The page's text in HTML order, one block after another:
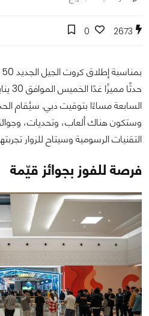
2673
0
بمناسبة إطلاق كروت الجيل الجديد RTX 50 من
السابعة مساءًا بتوقيت دبي. سيُقام
وستكون هناك ألعاب، وتحديات،
التقنيات الرسومية وسيتاح للزوار
فرصة للفوز بجوائز قيّمة